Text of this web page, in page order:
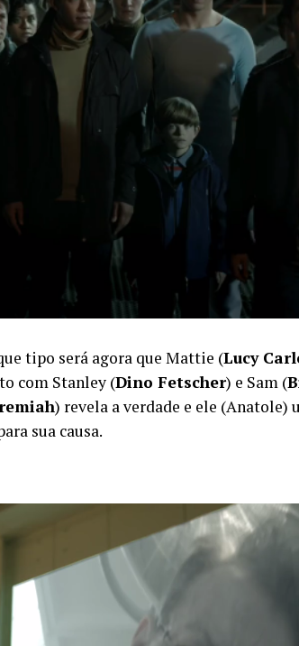
tipo será agora que Mattie (Lucy
com Stanley (Dino Fetscher) e Sam (
) revela a verdade e ele (Anatole)
sua causa.